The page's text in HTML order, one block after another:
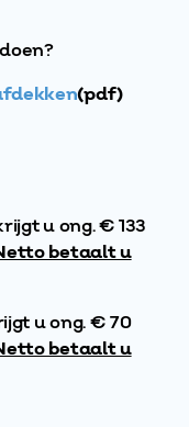
(pdf)
u ong. € 133
betaalt u
u ong. € 70
betaalt u